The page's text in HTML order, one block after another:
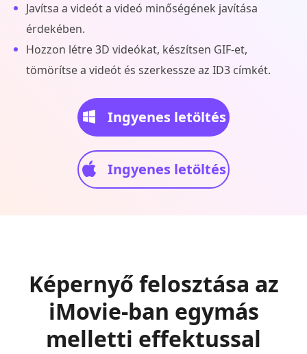
Javítsa a videót a videó minőségének javítása
érdekében.
Hozzon létre 3D videókat, készítsen GIF-et,
tömörítse a videót és szerkessze az ID3 címkét.
Ingyenes letöltés
Ingyenes letöltés
Képernyő felosztása az
iMovie-ban egymás
melletti effektussal